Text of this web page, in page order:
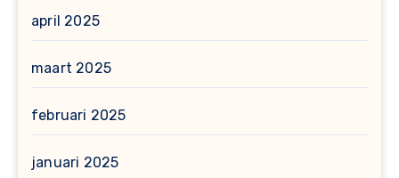
april 2025
maart 2025
februari 2025
januari 2025